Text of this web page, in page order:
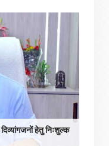
हेतु निःशुल्क